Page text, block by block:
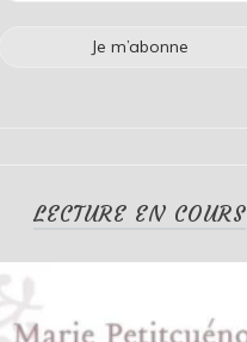
LECTURE EN COURS